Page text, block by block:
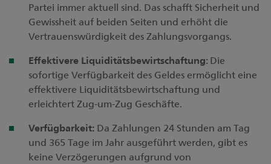
Partei immer aktuell sind. Das schafft Sicherheit und
Gewissheit auf beiden Seiten und erhöht die
Vertrauenswürdigkeit des Zahlungsvorgangs.
Effektivere Liquiditätsbewirtschaftung: Die
sofortige Verfügbarkeit des Geldes ermöglicht eine
effektivere Liquiditätsbewirtschaftung und
erleichtert Zug-um-Zug Geschäfte.
Verfügbarkeit: Da Zahlungen 24 Stunden am Tag
und 365 Tage im Jahr ausgeführt werden, gibt es
keine Verzögerungen aufgrund von